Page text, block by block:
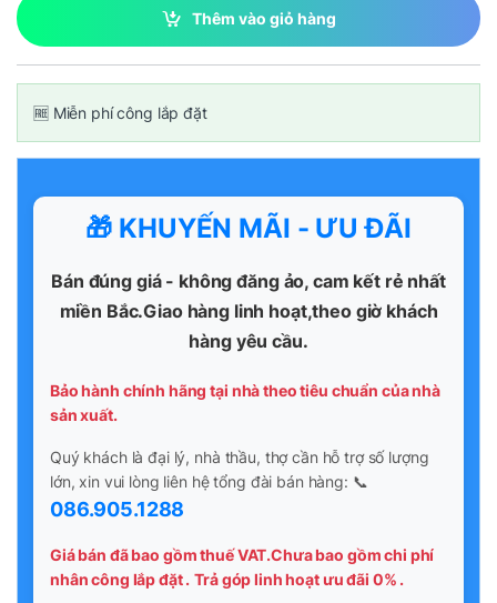
Thêm vào giỏ hàng
🆓 Miễn phí công lắp đặt
🎁 KHUYẾN MÃI - ƯU ĐÃI
Bán đúng giá - không đăng ảo, cam kết rẻ nhất
miền Bắc.Giao hàng linh hoạt,theo giờ khách
hàng yêu cầu.
Bảo hành chính hãng tại nhà theo tiêu chuẩn của nhà
sản xuất.
Quý khách là đại lý, nhà thầu, thợ cần hỗ trợ số lượng
lớn, xin vui lòng liên hệ tổng đài bán hàng: 📞
086.905.1288
Giá bán đã bao gồm thuế VAT.Chưa bao gồm chi phí
nhân công lắp đặt . Trả góp linh hoạt ưu đãi 0% .